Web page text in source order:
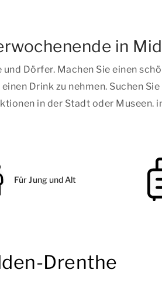
in
Dörfer. Machen Sie einen
Drink zu nehmen. Suchen
in der Stadt oder Museen.
Für Jung und Alt
Drenthe